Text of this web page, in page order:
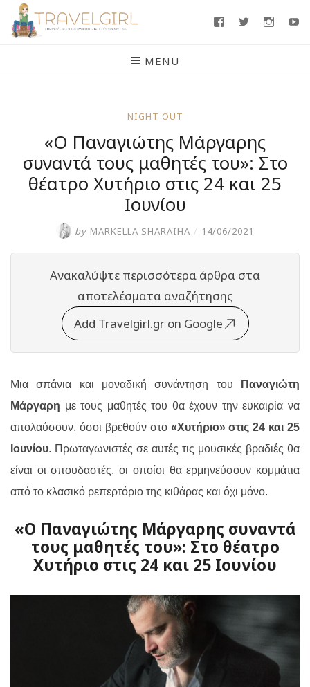
Skip
FacebookTwitter
MENU
NIGHT OUT
«Ο Παναγιώτης Μάργαρης
συναντά τους μαθητές του»: Στο
θέατρο Χυτήριο στις 24 και 25
Ιουνίου
by MARKELLA SHARAIHA / 14/06/2021
Ανακαλύψτε περισσότερα άρθρα στα
αποτελέσματα αναζήτησης
Add Travelgirl.gr on Google
Μια σπάνια και μοναδική συνάντηση του
Παναγιώτη
Μάργαρη με τους μαθητές του θα έχουν την ευκαιρία να
απολαύσουν, όσοι βρεθούν στο «Χυτήριο» στις 24 και 25
Ιουνίου. Πρωταγωνιστές σε αυτές τις μουσικές βραδιές θα
είναι οι σπουδαστές, οι οποίοι θα ερμηνεύσουν κομμάτια
από το κλασικό ρεπερτόριο της κιθάρας και όχι μόνο.
«Ο Παναγιώτης Μάργαρης συναντά
τους μαθητές του»: Στο θέατρο
Χυτήριο στις 24 και 25 Ιουνίου